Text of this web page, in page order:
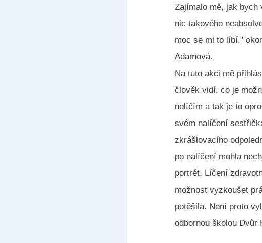
Zajímalo mě, jak bych
nic takového
moc se mi to líbí,"
Adamová.
Na tuto akci mě
člověk vidí, co je
nelíčím a tak je to
svém nalíčení
zkrášlovacího
po nalíčení mohla
portrét. Líčení
možnost vyzkoušet
potěšila. Není proto
odbornou školou Dvůr